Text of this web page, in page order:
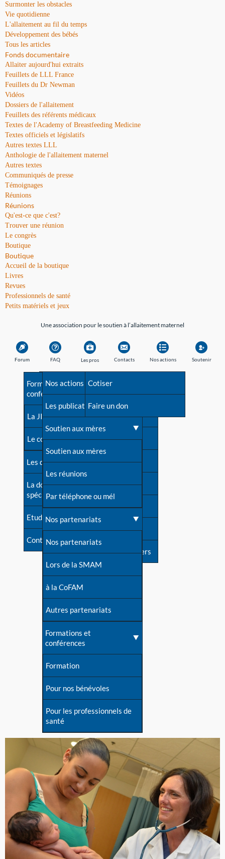
Surmonter les obstacles
Vie quotidienne
L'allaitement au fil du temps
Développement des bébés
Tous les articles
Fonds documentaire
Allaiter aujourd'hui extraits
Feuillets de LLL France
Feuillets du Dr Newman
Vidéos
Dossiers de l'allaitement
Feuillets des référents médicaux
Textes de l'Academy of Breastfeeding Medicine
Textes officiels et législatifs
Autres textes LLL
Anthologie de l'allaitement maternel
Autres textes
Communiqués de presse
Témoignages
Réunions
Réunions
Qu'est-ce que c'est?
Trouver une réunion
Le congrès
Boutique
Boutique
Accueil de la boutique
Livres
Revues
Professionnels de santé
Petits matériels et jeux
Une association pour le soutien à l’allaitement maternel
Forum FAQ
Avant la naissance
Les débuts
Une difficulté d'allaitement ?
Cas particuliers
Mythes et vérités
Devenir animatrice ?
Une question sur le site
Les pros
Formations et
conférences
La JIA
Le congrès
Les dossiers de l'allaitement
La documentation
spécialisée
Etudes récentes
Contact
Contacts
Besoin d'aide?
Répertoire de tous les
contacts
Contact presse
Dossier de presse
Soutenir LLL
Livre d'or
Forum
S'inscrire à nos newsletters
Nos actions
Nos actions
Les publications
Soutien aux mères
Soutien aux mères
Les réunions
Par téléphone ou mél
Nos partenariats
Nos partenariats
Lors de la SMAM
à la CoFAM
Autres partenariats
Formations et
conférences
Formation
Pour nos bénévoles
Pour les professionnels de
santé
Soutenir
Cotiser
Faire un don